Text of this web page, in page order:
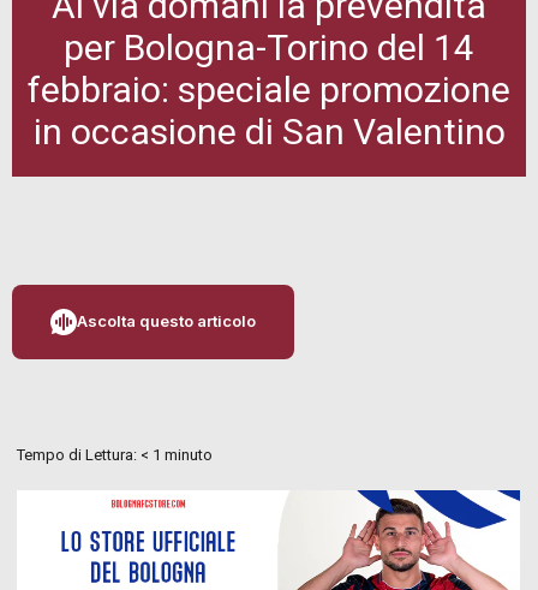
per Bologna-Torino del 14
febbraio: speciale promozione
in occasione di San Valentino
Ascolta questo articolo
Tempo di Lettura: < 1 minuto